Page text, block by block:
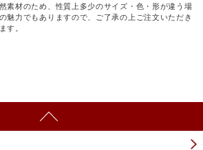
素材のため、性質上多少のサイズ・色・形が違う場
魅力でもありますので、ご了承の上ご注文いただき
す。